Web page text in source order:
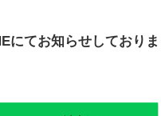
にてお知らせしておりま